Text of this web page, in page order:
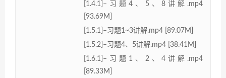
[1.4.1]–习题4、5、8讲解.mp4
[93.69M]
[1.5.1]–习题1~3讲解.mp4 [89.07M]
[1.5.2]–习题4、5讲解.mp4 [38.41M]
[1.6.1]–习题1、2、4讲解.mp4
[89.33M]